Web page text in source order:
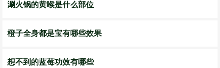
涮火锅的黄喉是什么部位
橙子全身都是宝有哪些效果
想不到的蓝莓功效有哪些